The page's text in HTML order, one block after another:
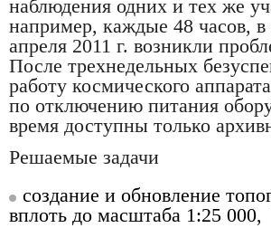
наблюдения одних и тех же
например, каждые 48 часов,
апреля 2011 г. возникли
После трехнедельных
работу космического
по отключению питания
время доступны только
Решаемые задачи
создание и обновление
вплоть до масштаба 1:25 000,